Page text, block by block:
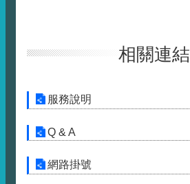
相關連結
服務說明
Q & A
網路掛號